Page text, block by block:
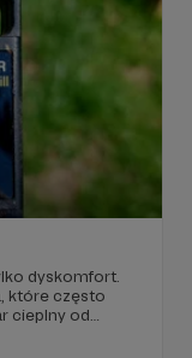
dyskomfort.
które często
cieplny od
się, jak